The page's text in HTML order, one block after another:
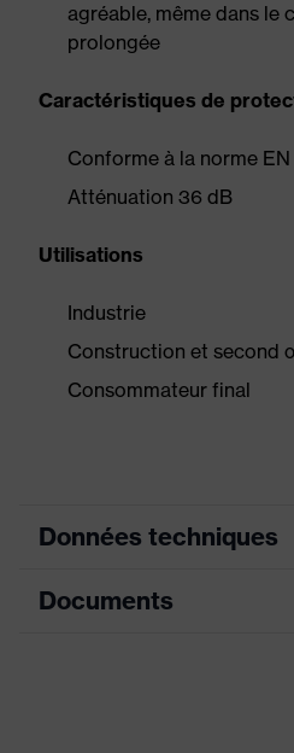
agréable, même dans le
prolongée
Caractéristiques de
Conforme à la norme EN
Atténuation 36 dB
Utilisations
Industrie
Construction et second
Consommateur final
Données techniques
couleur de recherche
Documents